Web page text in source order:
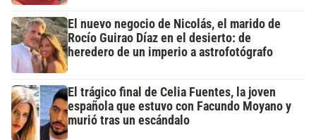
El nuevo negocio de Nicolás, el marido de
Rocío Guirao Díaz en el desierto: de
heredero de un imperio a astrofotógrafo
El trágico final de Celia Fuentes, la joven
española que estuvo con Facundo Moyano y
murió tras un escándalo